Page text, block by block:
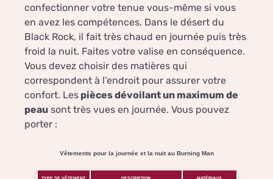
confectionner votre tenue vous-même si vous
en avez les compétences. Dans le désert du
Black Rock, il fait très chaud en journée puis très
froid la nuit. Faites votre valise en conséquence.
Vous devez choisir des matières qui
correspondent à l’endroit pour assurer votre
confort. Les pièces dévoilant un maximum de
peau sont très vues en journée. Vous pouvez
porter :
Vêtements pour la journée et la nuit au Burning Man
TYPE DE VÊTEMENT DESCRIPTION MATÉRIAUX